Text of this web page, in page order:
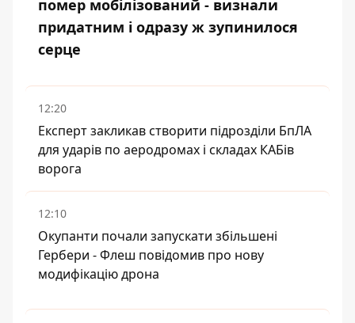
помер мобілізований - визнали
придатним і одразу ж зупинилося
серце
12:20
Експерт закликав створити підрозділи БпЛА
для ударів по аеродромах і складах КАБів
ворога
12:10
Окупанти почали запускати збільшені
Гербери - Флеш повідомив про нову
модифікацію дрона